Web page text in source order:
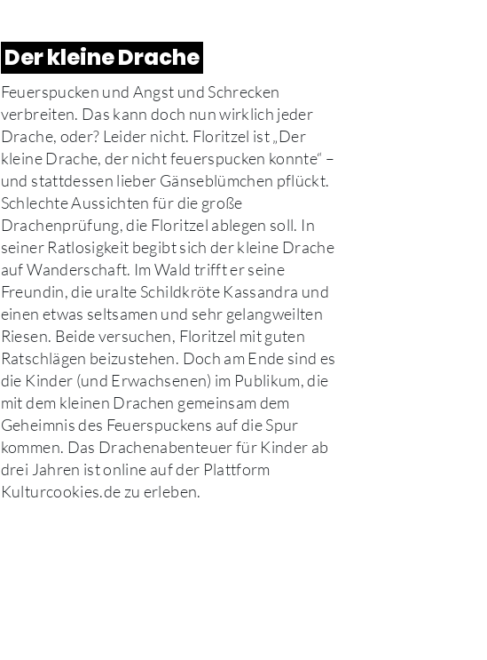
Der kleine Drache
Feuerspucken und Angst und Schrecken
verbreiten. Das kann doch nun wirklich jeder
Drache, oder? Leider nicht. Floritzel ist „Der
kleine Drache, der nicht feuerspucken konnte“ –
und stattdessen lieber Gänseblümchen pflückt.
Schlechte Aussichten für die große
Drachenprüfung, die Floritzel ablegen soll. In
seiner Ratlosigkeit begibt sich der kleine Drache
auf Wanderschaft. Im Wald trifft er seine
Freundin, die uralte Schildkröte Kassandra und
einen etwas seltsamen und sehr gelangweilten
Riesen. Beide versuchen, Floritzel mit guten
Ratschlägen beizustehen. Doch am Ende sind es
die Kinder (und Erwachsenen) im Publikum, die
mit dem kleinen Drachen gemeinsam dem
Geheimnis des Feuerspuckens auf die Spur
kommen. Das Drachenabenteuer für Kinder ab
drei Jahren ist online auf der Plattform
Kulturcookies.de zu erleben.